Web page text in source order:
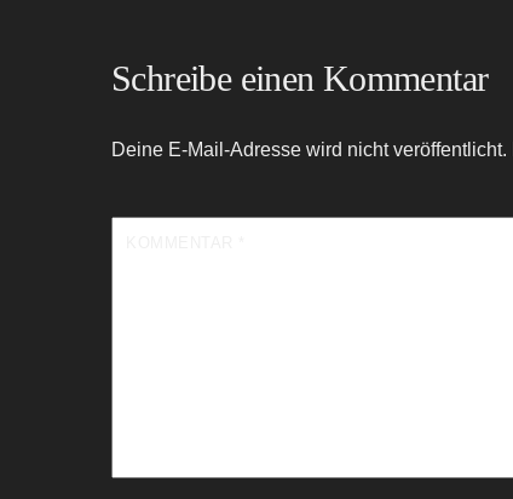
Schreibe einen Kommentar
Deine E-Mail-Adresse wird nicht veröffentlicht.